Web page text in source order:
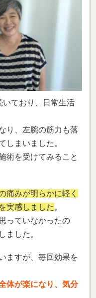
いており、日常生活
り、左腕の筋力も落
しまいました。
術を受けてみること
痛みが明らかに軽く
実感しました 。
っていなかったの
ました。
ますが、毎回効果を
体が楽になり、気分